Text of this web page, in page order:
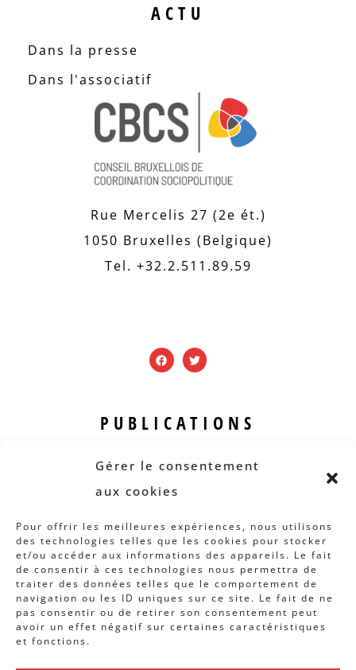
Gérer le consentement
aux cookies
Pour offrir les meilleures expériences, nous utilisons
des technologies telles que les cookies pour stocker
et/ou accéder aux informations des appareils. Le fait
de consentir à ces technologies nous permettra de
traiter des données telles que le comportement de
navigation ou les ID uniques sur ce site. Le fait de ne
pas consentir ou de retirer son consentement peut
avoir un effet négatif sur certaines caractéristiques
et fonctions.
ACTU
Dans la presse
Dans l'associatif
Rue Mercelis 27 (2e ét.)
1050 Bruxelles (Belgique)
Tel. +32.2.511.89.59
PUBLICATIONS
Revue B.I.S.
Rapports et analyses
Articles
AUTRES INFOS
Actions
Concertation
Archives